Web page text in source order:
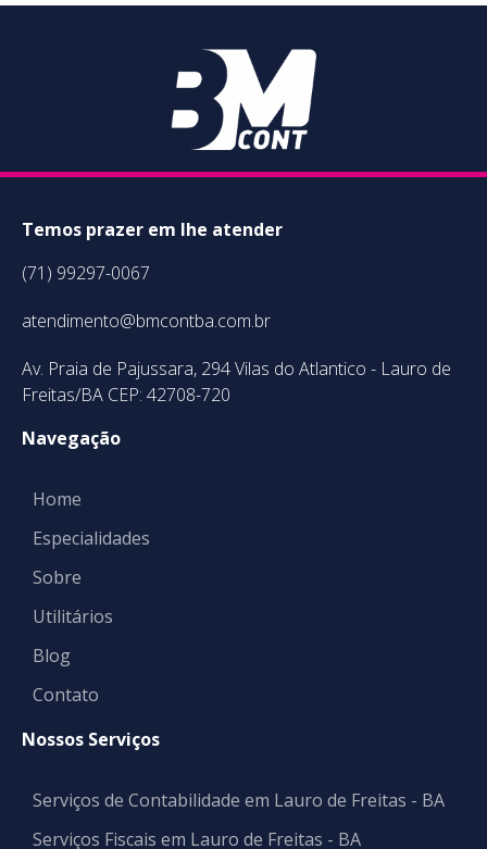
Temos prazer em lhe atender
(71) 99297-0067
atendimento@bmcontba.com.br
Av. Praia de Pajussara, 294 Vilas do Atlantico - Lauro de
Freitas/BA CEP: 42708-720
Navegação
Home
Especialidades
Sobre
Utilitários
Blog
Contato
Nossos Serviços
Serviços de Contabilidade em Lauro de Freitas - BA
Serviços Fiscais em Lauro de Freitas - BA